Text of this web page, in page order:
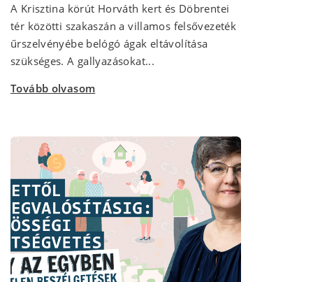
A Krisztina körút Horváth kert és Döbrentei
tér közötti szakaszán a villamos felsővezeték
űrszelvényébe belógó ágak eltávolítása
szükséges. A gallyazásokat...
Tovább olvasom